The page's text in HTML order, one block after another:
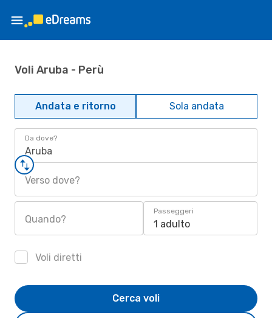
Voli Aruba - Perù
Andata e ritorno Sola andata
Da dove?
Aruba
Verso dove?
Quando?
Passeggeri
1 adulto
Voli diretti
Cerca voli